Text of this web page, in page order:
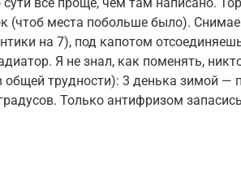
(чтоб места побольше было).
на 7), под капотом
Я не знал, как поменять,
общей трудности): 3 денька зимой —
Только антифризом